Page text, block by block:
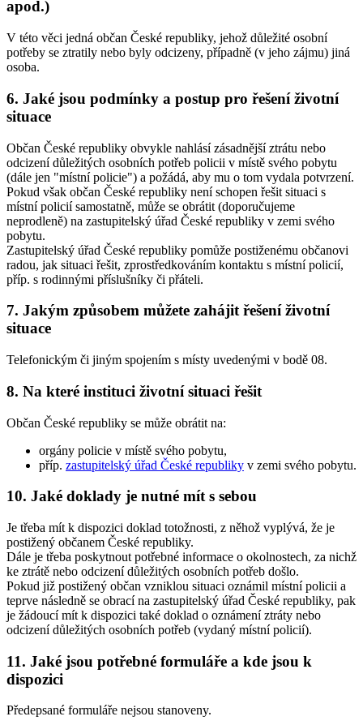
apod.)
V této věci jedná občan České republiky, jehož důležité osobní
potřeby se ztratily nebo byly odcizeny, případně (v jeho zájmu) jiná
osoba.
6. Jaké jsou podmínky a postup pro řešení životní
situace
Občan České republiky obvykle nahlásí zásadnější ztrátu nebo
odcizení důležitých osobních potřeb policii v místě svého pobytu
(dále jen "místní policie") a požádá, aby mu o tom vydala potvrzení.
Pokud však občan České republiky není schopen řešit situaci s
místní policií samostatně, může se obrátit (doporučujeme
neprodleně) na zastupitelský úřad České republiky v zemi svého
pobytu.
Zastupitelský úřad České republiky pomůže postiženému občanovi
radou, jak situaci řešit, zprostředkováním kontaktu s místní policií,
příp. s rodinnými příslušníky či přáteli.
7. Jakým způsobem můžete zahájit řešení životní
situace
Telefonickým či jiným spojením s místy uvedenými v bodě 08.
8. Na které instituci životní situaci řešit
Občan České republiky se může obrátit na:
orgány policie v místě svého pobytu,
příp. zastupitelský úřad České republiky v zemi svého pobytu.
10. Jaké doklady je nutné mít s sebou
Je třeba mít k dispozici doklad totožnosti, z něhož vyplývá, že je
postižený občanem České republiky.
Dále je třeba poskytnout potřebné informace o okolnostech, za nichž
ke ztrátě nebo odcizení důležitých osobních potřeb došlo.
Pokud již postižený občan vzniklou situaci oznámil místní policii a
teprve následně se obrací na zastupitelský úřad České republiky, pak
je žádoucí mít k dispozici také doklad o oznámení ztráty nebo
odcizení důležitých osobních potřeb (vydaný místní policií).
11. Jaké jsou potřebné formuláře a kde jsou k
dispozici
Předepsané formuláře nejsou stanoveny.